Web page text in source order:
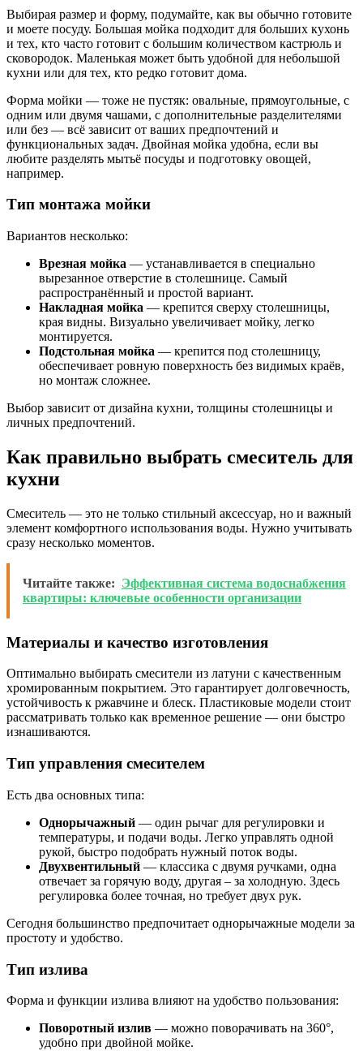
Выбирая размер и форму, подумайте, как вы обычно готовите
и моете посуду. Большая мойка подходит для больших кухонь
и тех, кто часто готовит с большим количеством кастрюль и
сковородок. Маленькая может быть удобной для небольшой
кухни или для тех, кто редко готовит дома.
Форма мойки — тоже не пустяк: овальные, прямоугольные, с
одним или двумя чашами, с дополнительные разделителями
или без — всё зависит от ваших предпочтений и
функциональных задач. Двойная мойка удобна, если вы
любите разделять мытьё посуды и подготовку овощей,
например.
Тип монтажа мойки
Вариантов несколько:
Врезная мойка — устанавливается в специально
вырезанное отверстие в столешнице. Самый
распространённый и простой вариант.
Накладная мойка — крепится сверху столешницы,
края видны. Визуально увеличивает мойку, легко
монтируется.
Подстольная мойка — крепится под столешницу,
обеспечивает ровную поверхность без видимых краёв,
но монтаж сложнее.
Выбор зависит от дизайна кухни, толщины столешницы и
личных предпочтений.
Как правильно выбрать смеситель для
кухни
Смеситель — это не только стильный аксессуар, но и важный
элемент комфортного использования воды. Нужно учитывать
сразу несколько моментов.
Читайте также: Эффективная система водоснабжения
квартиры: ключевые особенности организации
Материалы и качество изготовления
Оптимально выбирать смесители из латуни с качественным
хромированным покрытием. Это гарантирует долговечность,
устойчивость к ржавчине и блеск. Пластиковые модели стоит
рассматривать только как временное решение — они быстро
изнашиваются.
Тип управления смесителем
Есть два основных типа:
Однорычажный — один рычаг для регулировки и
температуры, и подачи воды. Легко управлять одной
рукой, быстро подобрать нужный поток воды.
Двухвентильный — классика с двумя ручками, одна
отвечает за горячую воду, другая – за холодную. Здесь
регулировка более точная, но требует двух рук.
Сегодня большинство предпочитает однорычажные модели за
простоту и удобство.
Тип излива
Форма и функции излива влияют на удобство пользования:
Поворотный излив — можно поворачивать на 360°,
удобно при двойной мойке.